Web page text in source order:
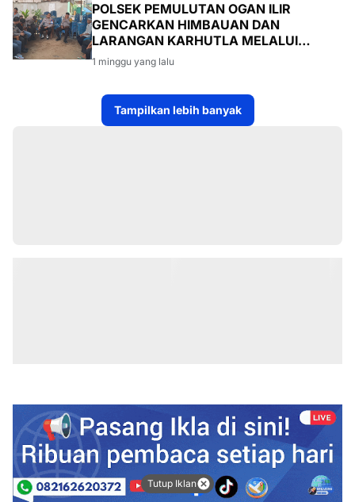
POLSEK PEMULUTAN OGAN ILIR
GENCARKAN HIMBAUAN DAN
LARANGAN KARHUTLA MELALUI
PROGRAM TSKD (TOURING SAMBANG
KE DESA-DESA
1 minggu yang lalu
Tampilkan lebih banyak
Tutup Iklan